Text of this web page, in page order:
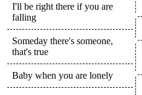
I'll be right there if you are
falling
Someday there's someone,
that's true
Baby when you are lonely